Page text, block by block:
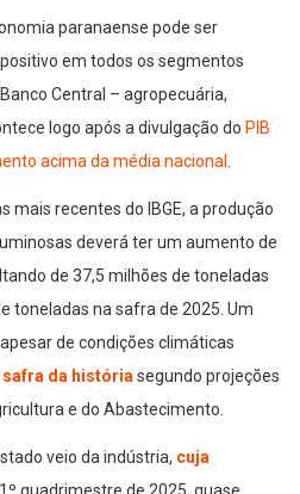
paranaense pode ser
em todos os segmentos
Central – agropecuária,
logo após a divulgação do PIB
acima da média nacional .
mais recentes do IBGE, a produção
deverá ter um aumento de
de 37,5 milhões de toneladas
toneladas na safra de 2025. Um
de condições climáticas
da históriasegundo projeções
e do Abastecimento.
veio da indústria, cuja